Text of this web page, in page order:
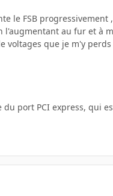
le FSB progressivement
l'augmentant au fur et à
voltages que je m'y
port PCI express, qui